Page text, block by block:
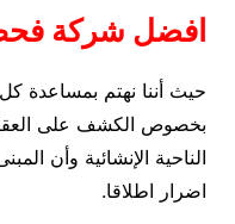
افضل شركة
حيث أننا نهتم بمساعدة
بخصوص الكشف على
الناحية الإنشائية وأن
اضرار اطلاقا.